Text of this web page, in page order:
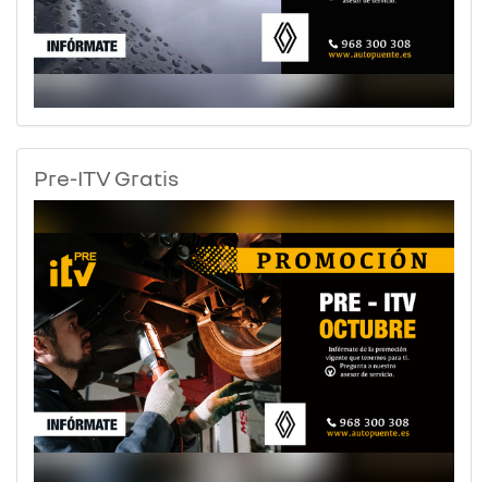
Pre-ITV Gratis